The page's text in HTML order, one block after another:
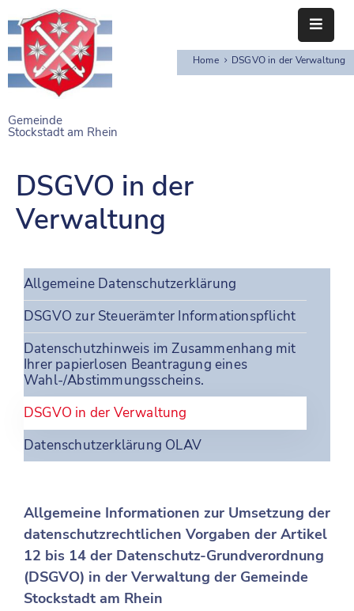
Gemeinde
Stockstadt am Rhein
STARTSEITE
BÜRGERSERVICE
EINRICHTUNGEN
NAHERHOLUNG
VEREINE
Home DSGVO in der Verwaltung
DSGVO in der
Verwaltung
Allgemeine Datenschutzerklärung
DSGVO zur Steuerämter Informationspflicht
Datenschutzhinweis im Zusammenhang mit
Ihrer papierlosen Beantragung eines
Wahl-/Abstimmungsscheins.
DSGVO in der Verwaltung
Datenschutzerklärung OLAV
Allgemeine Informationen zur Umsetzung der
datenschutzrechtlichen Vorgaben der Artikel
12 bis 14 der Datenschutz-Grundverordnung
(DSGVO) in der Verwaltung der Gemeinde
Stockstadt am Rhein